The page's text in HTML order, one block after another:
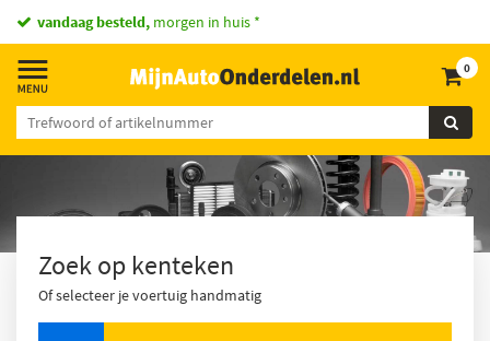
vandaag besteld, morgen in huis *
0
Zoek op kenteken
Of selecteer je voertuig handmatig